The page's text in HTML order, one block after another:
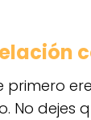
primero
No dejes